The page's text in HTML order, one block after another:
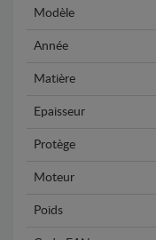
Modèle
Année
Matière
Epaisseur
Protège
Moteur
Poids